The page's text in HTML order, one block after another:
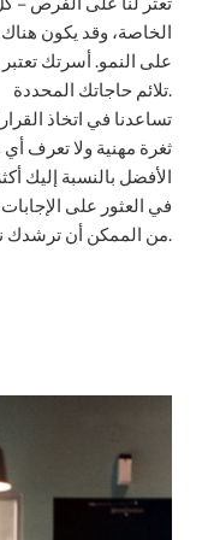
الخاصة، وقد يكون
على النمو. أسرتك
تلائم حاجاتك المحددة.
ثغرة مهنية ولا تعرف
الأفضل بالنسبة إليك
في العثور على
من الممكن أن ترشدك نحو الطريق الصحيح.